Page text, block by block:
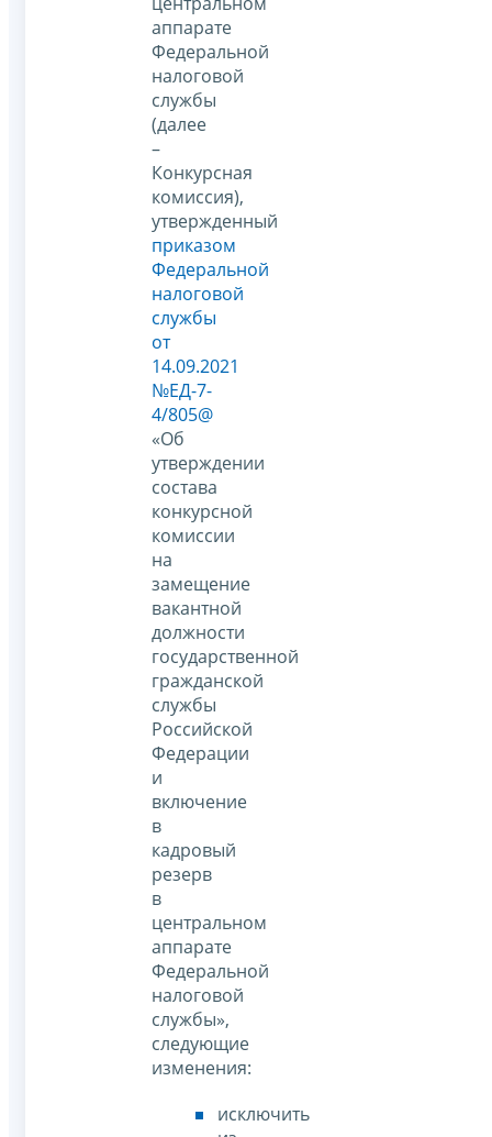
аппарате
Федеральной
налоговой
службы
(далее
–
Конкурсная
комиссия),
утвержденный
приказом
Федеральной
налоговой
службы
от
14.09.2021
№ЕД-7-
4/805@
«Об
утверждении
состава
конкурсной
комиссии
на
замещение
вакантной
должности
государственной
гражданской
службы
Российской
Федерации
и
включение
в
кадровый
резерв
в
центральном
аппарате
Федеральной
налоговой
службы»,
следующие
изменения:
исключить